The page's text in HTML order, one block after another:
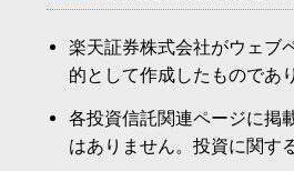
楽天証券株式会社がウェブ
的として作成したものであ
各投資信託関連ページに掲
はありません。投資に関す